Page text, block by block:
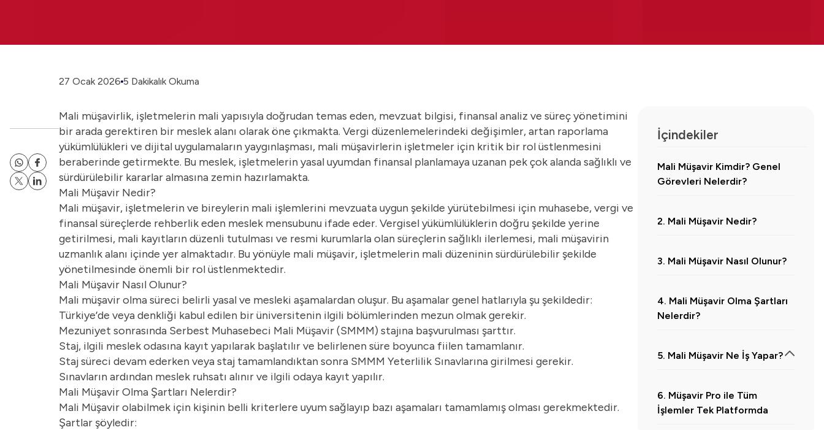
27 Ocak 2026 5 Dakikalık Okuma
Mali müşavirlik, işletmelerin mali yapısıyla doğrudan temas eden, mevzuat bilgisi, finansal analiz ve süreç yönetimini
bir arada gerektiren bir meslek alanı olarak öne çıkmakta. Vergi düzenlemelerindeki değişimler, artan raporlama
yükümlülükleri ve dijital uygulamaların yaygınlaşması, mali müşavirlerin işletmeler için kritik bir rol üstlenmesini
beraberinde getirmekte. Bu meslek, işletmelerin yasal uyumdan finansal planlamaya uzanan pek çok alanda sağlıklı ve
sürdürülebilir kararlar almasına zemin hazırlamakta.
Mali Müşavir Nedir?
Mali müşavir, işletmelerin ve bireylerin mali işlemlerini mevzuata uygun şekilde yürütebilmesi için muhasebe, vergi ve
finansal süreçlerde rehberlik eden meslek mensubunu ifade eder. Vergisel yükümlülüklerin doğru şekilde yerine
getirilmesi, mali kayıtların düzenli tutulması ve resmi kurumlarla olan süreçlerin sağlıklı ilerlemesi, mali müşavirin
uzmanlık alanı içinde yer almaktadır. Bu yönüyle mali müşavir, işletmelerin mali düzeninin sürdürülebilir şekilde
yönetilmesinde önemli bir rol üstlenmektedir.
Mali Müşavir Nasıl Olunur?
Mali müşavir olma süreci belirli yasal ve mesleki aşamalardan oluşur. Bu aşamalar genel hatlarıyla şu şekildedir:
Türkiye’de veya denkliği kabul edilen bir üniversitenin ilgili bölümlerinden mezun olmak gerekir.
Mezuniyet sonrasında Serbest Muhasebeci Mali Müşavir (SMMM) stajına başvurulması şarttır.
Staj, ilgili meslek odasına kayıt yapılarak başlatılır ve belirlenen süre boyunca fiilen tamamlanır.
Staj süreci devam ederken veya staj tamamlandıktan sonra SMMM Yeterlilik Sınavlarına girilmesi gerekir.
Sınavların ardından meslek ruhsatı alınır ve ilgili odaya kayıt yapılır.
Mali Müşavir Olma Şartları Nelerdir?
Mali Müşavir olabilmek için kişinin belli kriterlere uyum sağlayıp bazı aşamaları tamamlamış olması gerekmektedir.
Şartlar şöyledir:
İçindekiler
Mali Müşavir Kimdir? Genel
Görevleri Nelerdir?
2. Mali Müşavir Nedir?
3. Mali Müşavir Nasıl Olunur?
4. Mali Müşavir Olma Şartları
Nelerdir?
5. Mali Müşavir Ne İş Yapar?
5.2.Vergi ve Beyanname Süreçleri
6. Müşavir Pro ile Tüm
İşlemler Tek Platformda